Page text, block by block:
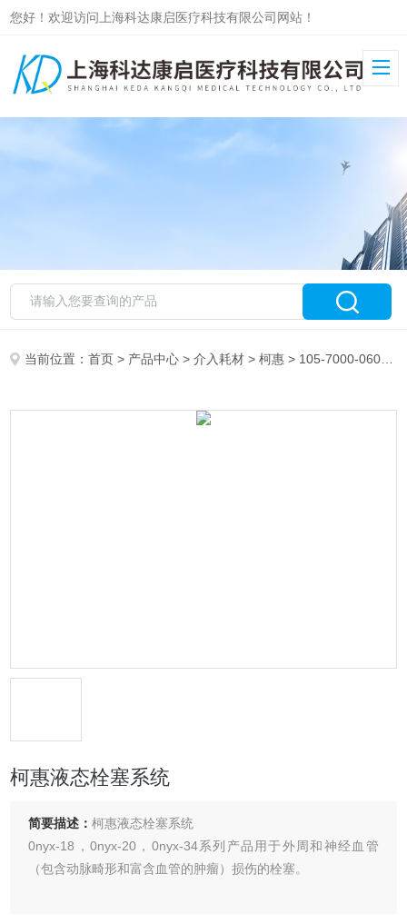
您好！欢迎访问上海科达康启医疗科技有限公司网站！
当前位置：首页 > 产品中心 >介入耗材 >柯惠 > 105-7000-060柯惠液态栓塞系统
柯惠液态栓塞系统
简要描述：柯惠液态栓塞系统
0nyx-18，0nyx-20，0nyx-34系列产品用于外周和神经血管
（包含动脉畸形和富含血管的肿瘤）损伤的栓塞。